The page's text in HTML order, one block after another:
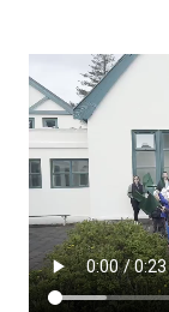
Stundaskrár
Valgreinar
Umsókn um val
Foreldrafélag